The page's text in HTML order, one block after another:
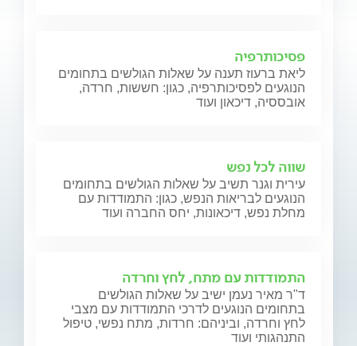
פסיכותרפיה
ליאת ברעוז תענה על שאלות הגולשים בתחומים
הנוגעים לפסיכותרפיה, כגון: חששות, חרדה,
אובססיה, דיכאון ועוד
שווה לכל נפש
עירית וגנר תשיב על שאלות הגולשים בתחומים
הנוגעים לבריאות הנפש, כגון: התמודדות עם
מחלת נפש, דיכאונות, יחס החברה ועוד
התמודדות עם מתח, לחץ וחרדה
ד"ר מאיר נעמן ישיב על שאלות הגולשים
בתחומים הנוגעים לדרכי התמודדות עם מצבי
לחץ וחרדה, וביניהם: חרדות, מתח נפשי, טיפול
התנהגותי ועוד